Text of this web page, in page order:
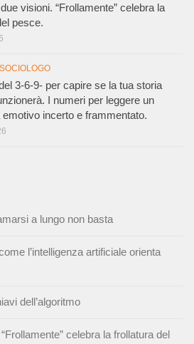
visioni. “Frollamente” celebra la
pesce.
3-6-9- per capire se la tua storia
I numeri per leggere un
emotivo incerto e frammentato.
a lungo non basta
l’intelligenza artificiale orienta
dell’algoritmo
celebra la frollatura del